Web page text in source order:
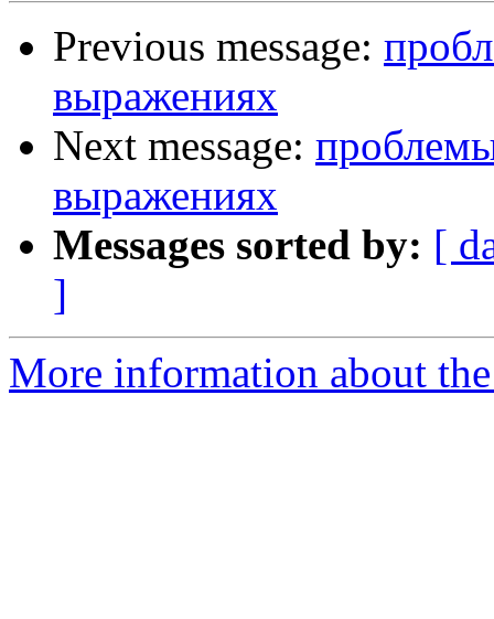
Previous message:
выражениях
Next message:
выражениях
Messages sorted by: [
]
More information about